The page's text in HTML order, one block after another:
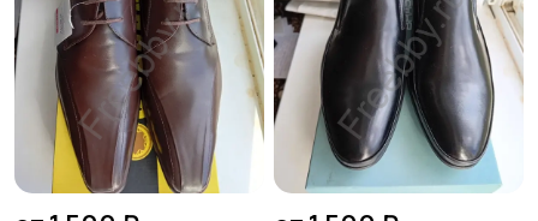
Футболки и поло Штаны и шорты